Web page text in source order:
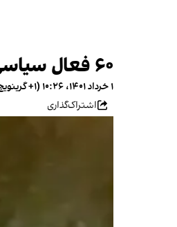
۶۰ فعال سیاسی و مدنی: نظام ایران به جای جراحی فریبکارانه اقتصادی نیازمند جراحی سیاسی است
۱ خرداد ۱۴۰۱، ۱۰:۲۶ (‎+۱ گرینویچ)
اشتراک‌گذاری